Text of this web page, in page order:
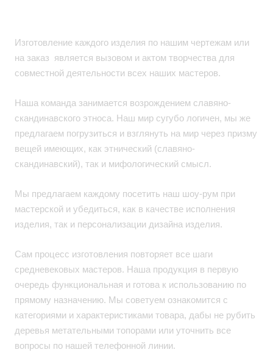
Изготовление каждого изделия по нашим чертежам или
на заказ является вызовом и актом творчества для
совместной деятельности всех наших мастеров.
Наша команда занимается возрождением славяно-
скандинавского этноса. Наш мир сугубо логичен, мы же
предлагаем погрузиться и взглянуть на мир через призму
вещей имеющих, как этнический (славяно-
скандинавский), так и мифологический смысл.
Мы предлагаем каждому посетить наш шоу-рум при
мастерской и убедиться, как в качестве исполнения
изделия, так и персонализации дизайна изделия.
Сам процесс изготовления повторяет все шаги
средневековых мастеров. Наша продукция в первую
очередь функциональная и готова к использованию по
прямому назначению. Мы советуем ознакомится с
категориями и характеристиками товара, дабы не рубить
деревья метательными топорами или уточнить все
вопросы по нашей телефонной линии.